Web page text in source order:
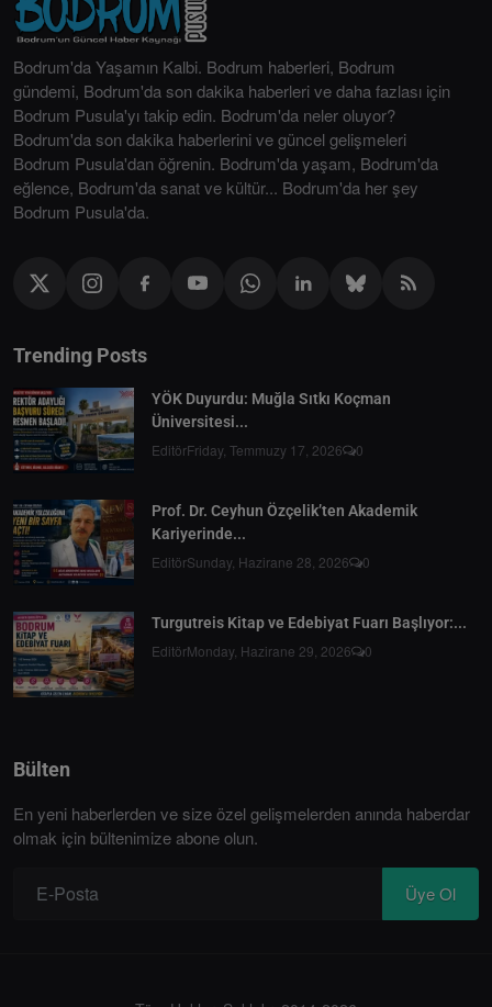
Bodrum'da Yaşamın Kalbi. Bodrum haberleri, Bodrum
gündemi, Bodrum'da son dakika haberleri ve daha fazlası için
Bodrum Pusula'yı takip edin. Bodrum'da neler oluyor?
Bodrum'da son dakika haberlerini ve güncel gelişmeleri
Bodrum Pusula'dan öğrenin. Bodrum'da yaşam, Bodrum'da
eğlence, Bodrum'da sanat ve kültür... Bodrum'da her şey
Bodrum Pusula'da.
Trending Posts
YÖK Duyurdu: Muğla Sıtkı Koçman
Üniversitesi...
EditörFriday, Temmuzy 17, 2026 0
Prof. Dr. Ceyhun Özçelik’ten Akademik
Kariyerinde...
EditörSunday, Hazirane 28, 2026 0
Turgutreis Kitap ve Edebiyat Fuarı Başlıyor:...
EditörMonday, Hazirane 29, 2026 0
Bülten
En yeni haberlerden ve size özel gelişmelerden anında haberdar
olmak için bültenimize abone olun.
Üye Ol